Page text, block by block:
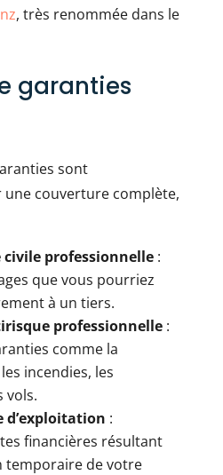
, très renommée dans le
garanties
sont
couverture complète,
professionnelle:
que vous pourriez
à un tiers.
professionnelle:
comme la
incendies, les
vols.
d’exploitation :
financières résultant
temporaire de votre